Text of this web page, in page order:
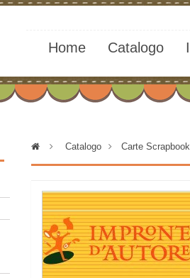
Home Catalogo
> Catalogo > Carte